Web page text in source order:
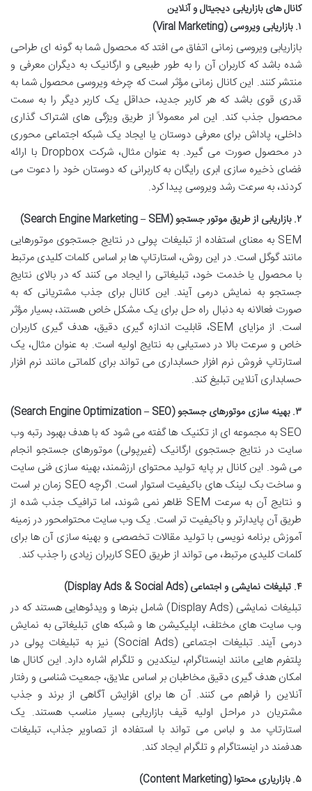
کانال های بازاریابی دیجیتال و آنلاین
۱. بازاریابی ویروسی (Viral Marketing)
بازاریابی ویروسی زمانی اتفاق می افتد که محصول شما به گونه ای طراحی
شده باشد که کاربران آن را به طور طبیعی و ارگانیک به دیگران معرفی و
منتشر کنند. این کانال زمانی مؤثر است که چرخه ویروسی محصول شما به
قدری قوی باشد که هر کاربر جدید، حداقل یک کاربر دیگر را به سمت
محصول جذب کند. این امر معمولاً از طریق ویژگی های اشتراک گذاری
داخلی، پاداش برای معرفی دوستان یا ایجاد یک شبکه اجتماعی محوری
در محصول صورت می گیرد. به عنوان مثال، شرکت Dropbox با ارائه
فضای ذخیره سازی ابری رایگان به کاربرانی که دوستان خود را دعوت می
کردند، به سرعت رشد ویروسی پیدا کرد.
۲. بازاریابی از طریق موتور جستجو (Search Engine Marketing – SEM)
SEM به معنای استفاده از تبلیغات پولی در نتایج جستجوی موتورهایی
مانند گوگل است. در این روش، استارتاپ ها بر اساس کلمات کلیدی مرتبط
با محصول یا خدمت خود، تبلیغاتی را ایجاد می کنند که در بالای نتایج
جستجو به نمایش درمی آیند. این کانال برای جذب مشتریانی که به
صورت فعالانه به دنبال راه حل برای یک مشکل خاص هستند، بسیار مؤثر
است. از مزایای SEM، قابلیت اندازه گیری دقیق، هدف گیری کاربران
خاص و سرعت بالا در دستیابی به نتایج اولیه است. به عنوان مثال، یک
استارتاپ فروش نرم افزار حسابداری می تواند برای کلماتی مانند نرم افزار
حسابداری آنلاین تبلیغ کند.
۳. بهینه سازی موتورهای جستجو (Search Engine Optimization – SEO)
SEO به مجموعه ای از تکنیک ها گفته می شود که با هدف بهبود رتبه وب
سایت در نتایج جستجوی ارگانیک (غیرپولی) موتورهای جستجو انجام
می شود. این کانال بر پایه تولید محتوای ارزشمند، بهینه سازی فنی سایت
و ساخت بک لینک های باکیفیت استوار است. اگرچه SEO زمان بر است
و نتایج آن به سرعت SEM ظاهر نمی شوند، اما ترافیک جذب شده از
طریق آن پایدارتر و باکیفیت تر است. یک وب سایت محتوامحور در زمینه
آموزش برنامه نویسی با تولید مقالات تخصصی و بهینه سازی آن ها برای
کلمات کلیدی مرتبط، می تواند از طریق SEO کاربران زیادی را جذب کند.
۴. تبلیغات نمایشی و اجتماعی (Display Ads & Social Ads)
تبلیغات نمایشی (Display Ads) شامل بنرها و ویدئوهایی هستند که در
وب سایت های مختلف، اپلیکیشن ها و شبکه های تبلیغاتی به نمایش
درمی آیند. تبلیغات اجتماعی (Social Ads) نیز به تبلیغات پولی در
پلتفرم هایی مانند اینستاگرام، لینکدین و تلگرام اشاره دارد. این کانال ها
امکان هدف گیری دقیق مخاطبان بر اساس علایق، جمعیت شناسی و رفتار
آنلاین را فراهم می کنند. آن ها برای افزایش آگاهی از برند و جذب
مشتریان در مراحل اولیه قیف بازاریابی بسیار مناسب هستند. یک
استارتاپ مد و لباس می تواند با استفاده از تصاویر جذاب، تبلیغات
هدفمند در اینستاگرام و تلگرام ایجاد کند.
۵. بازاریاری محتوا (Content Marketing)